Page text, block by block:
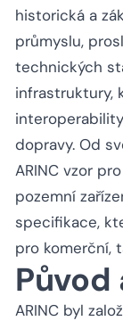
historická a
průmyslu,
technických
infrastruktury,
dopravy. Od
ARINC vzor
pozemní
specifikace,
pro komerční,
Původ
ARINC byl